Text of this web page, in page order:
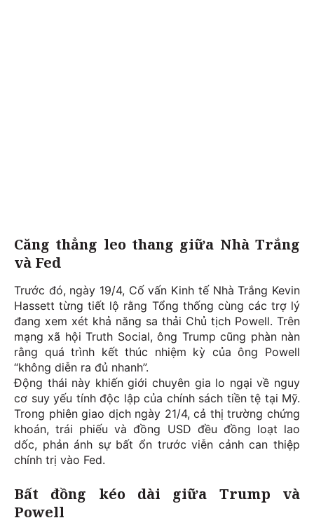
Căng thẳng leo thang giữa Nhà Trắng
và Fed
Trước đó, ngày 19/4, Cố vấn Kinh tế Nhà Trắng Kevin
Hassett từng tiết lộ rằng Tổng thống cùng các trợ lý
đang xem xét khả năng sa thải Chủ tịch Powell. Trên
mạng xã hội Truth Social, ông Trump cũng phàn nàn
rằng quá trình kết thúc nhiệm kỳ của ông Powell
“không diễn ra đủ nhanh”.
Động thái này khiến giới chuyên gia lo ngại về nguy
cơ suy yếu tính độc lập của chính sách tiền tệ tại Mỹ.
Trong phiên giao dịch ngày 21/4, cả thị trường chứng
khoán, trái phiếu và đồng USD đều đồng loạt lao
dốc, phản ánh sự bất ổn trước viễn cảnh can thiệp
chính trị vào Fed.
Bất đồng kéo dài giữa Trump và
Powell